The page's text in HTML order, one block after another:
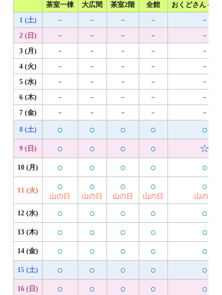
茶室一棟 大広間 茶室2階 全館
おくどさん＋1
1 (土)
－ － － －
－
2 (日)
－ － － －
－
3 (月)
－ － － －
－
4 (火)
－ － － －
－
5 (水)
－ － － －
－
6 (木)
－ － － －
－
7 (金)
－ － － － －
8 (土) ○ ○ ○ ○ ○
9 (日) ○ ○ ○ ○ ☆
10 (月) ○ ○ ○ ○ ○
11 (火) ○
山の日
○
山の日
○
山の日
○
山の日
○
山の日
12 (水) ○ ○ ○ ○ ○
13 (木) ○ ○ ○ ○ ○
14 (金) ○ ○ ○ ○ ○
15 (土) ○ ○ ○ ○ ○
16 (日) ○ ○ ○ ○ ○